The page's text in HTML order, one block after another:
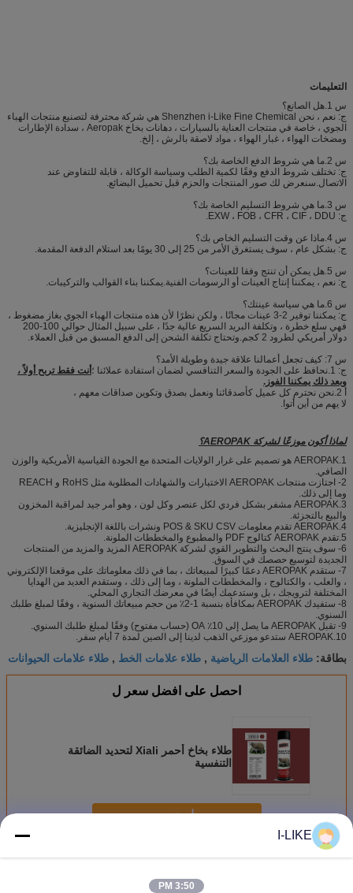
التعليمات
س 1.هل الصانع؟
ج: نعم ، نحن Shenzhen i-Like Fine Chemical هي شركة محترفة لتصنيع منتجات الهباء
الجوي ، خاصة في منتجات العناية بالسيارات ، دهانات بخاخ Aeropak ، سدادة الإطارات
ومضخات الهواء ، غبار الهواء ، مواد لاصقة بالرش ، إلخ.
س 2.ما هي شروط الدفع الخاصة بك؟
ج: تختلف شروط الدفع وفقًا لكمية الطلب وسياسة الوكالة ، قابلة للتفاوض عند
الاتصال.سنعرض لك صور المنتجات والحزم قبل تحميل البضائع.
س 3.ما هي شروط التسليم الخاصة بك؟
ج: EXW ، FOB ، CFR ، CIF ، DDU.
س 4.ماذا عن وقت التسليم الخاص بك؟
ج: بشكل عام ، سوف يستغرق الأمر من 25 إلى 30 يومًا بعد استلام الدفعة المقدمة.
س 5.هل يمكن أن تنتج وفقا للعينات؟
ج: نعم ، يمكننا إنتاج العينات أو الرسومات الفنية.يمكننا بناء القوالب والتركيبات.
س 6.ما هي سياسة عينتك؟
ج: يمكننا توفير 2-3 عينات مجانًا ، ولكن نظرًا لأن هذه منتجات الهباء الجوي بغاز مضغوط ،
فهي سلع خطرة ، وتكلفة البريد السريع عالية جدًا ، على سبيل المثال حوالي 100-200
دولار أمريكي لطرود 2 كجم.وتحتاج تكلفة الشحن إلى الدفع المسبق من قبل العملاء.
س 7: كيف تجعل أعمالنا علاقة جيدة وطويلة الأمد؟
ج: 1.نحافظ على الجودة والسعر التنافسي لضمان استفادة عملائنا ؛
أنت فقط تربح أولاً ،
وبعد ذلك يمكننا الفوز.
لا يهم من أين أتوا.
لماذا أكون موزعًا لشركة AEROPAK؟
1.AEROPAK هو تصميم على غرار الولايات المتحدة مع الجودة القياسية الأمريكية والوزن
الصافي.
2- اجتازت منتجات AEROPAK الاختبارات والشهادات المطلوبة مثل RoHS و REACH
وما إلى ذلك.
3.AEROPAK مشفر بشكل فردي لكل عنصر وكل لون ، وهو أمر جيد لمراقبة المخزون
والبيع بالتجزئة.
4.AEROPAK تقدم معلومات POS & SKU CSV ونشرات باللغة الإنجليزية.
5.تقدم AEROPAK كتالوج PDF والمطبوع والمخططات الملونة.
6- سوف ينتج البحث والتطوير القوي لشركة AEROPAK المزيد والمزيد من المنتجات
الجديدة لتوسيع حصصك في السوق.
7- ستقدم AEROPAK دعمًا كبيرًا لمبيعاتك ، بما في ذلك معلوماتك على موقعنا الإلكتروني
، والعلب ، والكتالوج ، والمخططات الملونة ، وما إلى ذلك ، وستقدم العديد من الهدايا
المختلفة لترويجك ، بل وستدعمك أيضًا في معرضك التجاري المحلي.
8- ستفيدك AEROPAK بمكافأة بنسبة 1-2٪ من حجم مبيعاتك السنوية ، وفقًا لمبلغ طلبك
السنوي.
9- تقبل AEROPAK ما يصل إلى 10٪ OA (حساب مفتوح) وفقًا لمبلغ طلبك السنوي.
10.AEROPAK ستدعو موزعي الذهب لدينا إلى الصين لمدة 7 أيام سفر.
بطاقة: طلاء العلامات الرياضية , طلاء علامات الخط , طلاء علامات الحيوانات
احصل على افضل سعر ل
طلاء بخاخ أحمر Xiali لتحديد الضائقة
التنفسية
استمر
أكثرتعليم رذاذ الطلاء
I-LIKE
3:50 PM